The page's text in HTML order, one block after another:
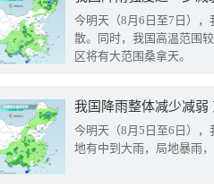
今明天（8月6日至7日）
散。同时，我国高温范围
区将有大范围桑拿天。
我国降雨整体减少减弱
今明天（8月5日至6日）
地有中到大雨，局地暴雨